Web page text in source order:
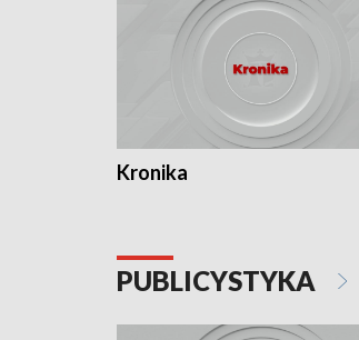
Kronika
PUBLICYSTYKA